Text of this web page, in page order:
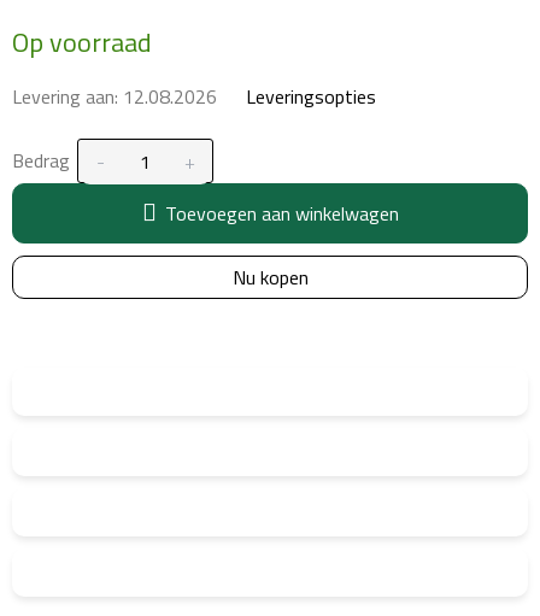
prijs:
Op voorraad
Levering aan: 12.08.2026 Leveringsopties
Bedrag
Toevoegen aan winkelwagen
Nu kopen